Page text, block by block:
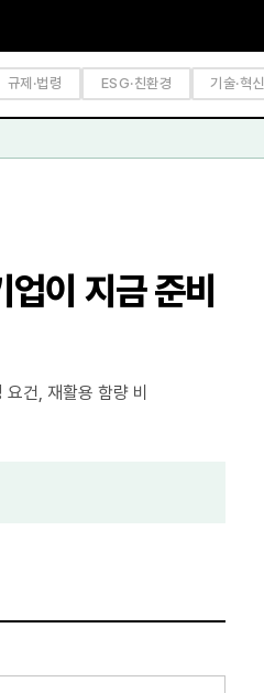
규제·법령 ESG·친환경 기술·혁신
이 지금 준비
건, 재활용 함량 비